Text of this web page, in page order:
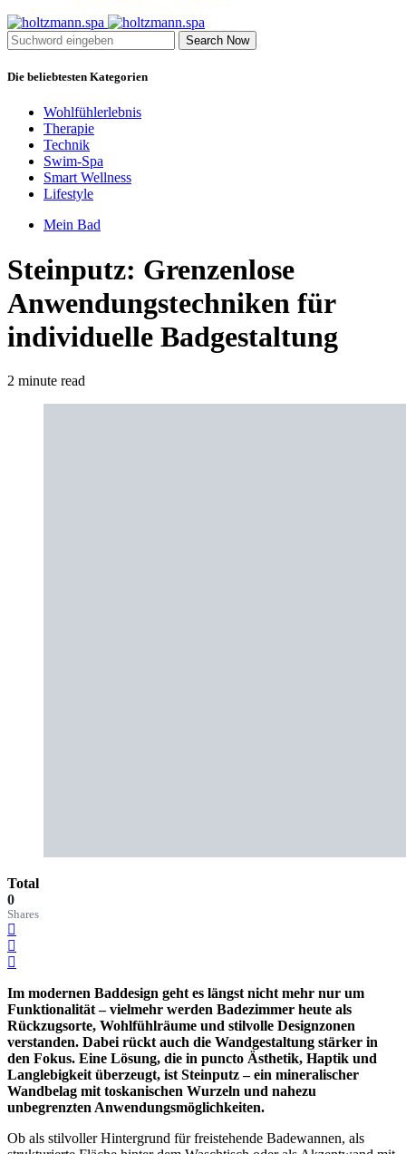
Search Now
Die beliebtesten Kategorien
Wohlfühlerlebnis
Therapie
Technik
Swim-Spa
Smart Wellness
Lifestyle
Mein Bad
Steinputz: Grenzenlose
Anwendungstechniken für
individuelle Badgestaltung
2 minute read
Total
0
Shares
Im modernen Baddesign geht es längst nicht mehr nur um
Funktionalität – vielmehr werden Badezimmer heute als
Rückzugsorte, Wohlfühlräume und stilvolle Designzonen
verstanden. Dabei rückt auch die Wandgestaltung stärker in
den Fokus. Eine Lösung, die in puncto Ästhetik, Haptik und
Langlebigkeit überzeugt, ist Steinputz – ein mineralischer
Wandbelag mit toskanischen Wurzeln und nahezu
unbegrenzten Anwendungsmöglichkeiten.
Ob als stilvoller Hintergrund für freistehende Badewannen, als